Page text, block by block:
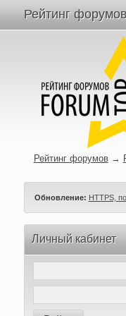
Рейтинг
Рейтинг форумов →
Обновление: HTTPS,
Личный кабинет